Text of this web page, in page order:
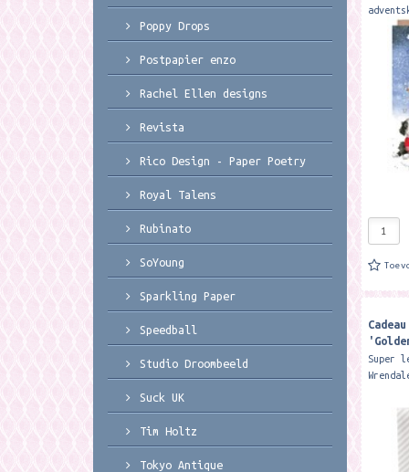
zit
A5
more
Gift
Super
with
tied...
Poppy Drops
Postpapier enzo
Rachel Ellen designs
Revista
Rico Design - Paper Poetry
Royal Talens
Rubinato
SoYoung
Sparkling Paper
Speedball
Studio Droombeeld
Suck UK
Tim Holtz
Tokyo Antique